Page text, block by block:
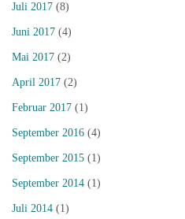
Juli 2017 (8)
Juni 2017 (4)
Mai 2017 (2)
April 2017 (2)
Februar 2017 (1)
September 2016 (4)
September 2015 (1)
September 2014 (1)
Juli 2014 (1)